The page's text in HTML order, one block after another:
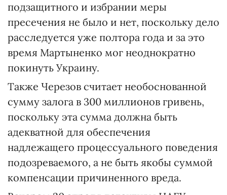
подзащитного и избрании меры
пресечения не было и нет, поскольку дело
расследуется уже полтора года и за это
время Мартыненко мог неоднократно
покинуть Украину.
Также Черезов считает необоснованной
сумму залога в 300 миллионов гривень,
поскольку эта сумма должна быть
адекватной для обеспечения
надлежащего процессуального поведения
подозреваемого, а не быть якобы суммой
компенсации причиненного вреда.